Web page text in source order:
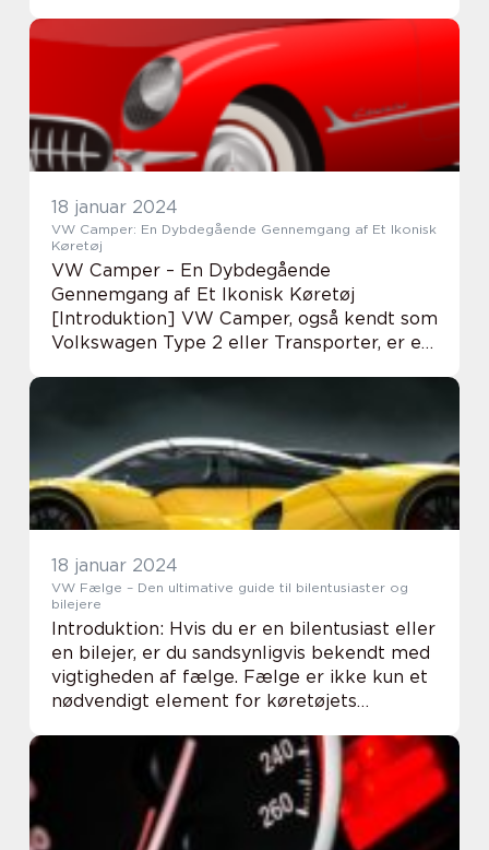
campingoplevelser på vejene. Denne
artikel vil dykke ned i alle de v...
18 januar 2024
VW Camper: En Dybdegående Gennemgang af Et Ikonisk
Køretøj
VW Camper – En Dybdegående
Gennemgang af Et Ikonisk Køretøj
[Introduktion] VW Camper, også kendt som
Volkswagen Type 2 eller Transporter, er et
18 januar 2024
VW Fælge – Den ultimative guide til bilentusiaster og
bilejere
Introduktion: Hvis du er en bilentusiast eller
en bilejer, er du sandsynligvis bekendt med
vigtigheden af fælge. Fælge er ikke kun et
nødvendigt element for køretøjets
for bilens æstetik og ydeevne. I denne om...